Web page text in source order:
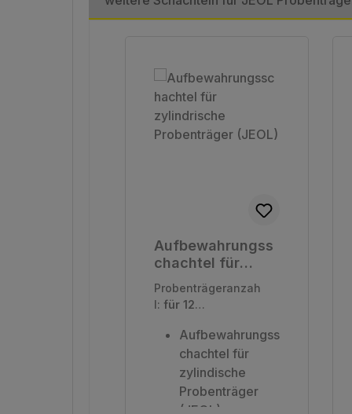
Aufbewahrungss
chachtel für
zylindrische
Probenträger
Probenträgeranzah
l: für 12
10 mm oder 15 mm
Verpackungseinhei
1 Stück
Aufbewahrungss
chachtel für
zylindische
Probenträger
(JEOL)